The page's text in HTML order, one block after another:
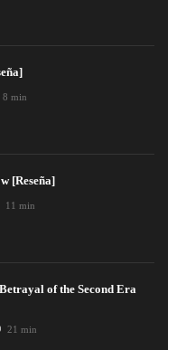
8 min
[Reseña]
11 min
of the Second Era
21 min